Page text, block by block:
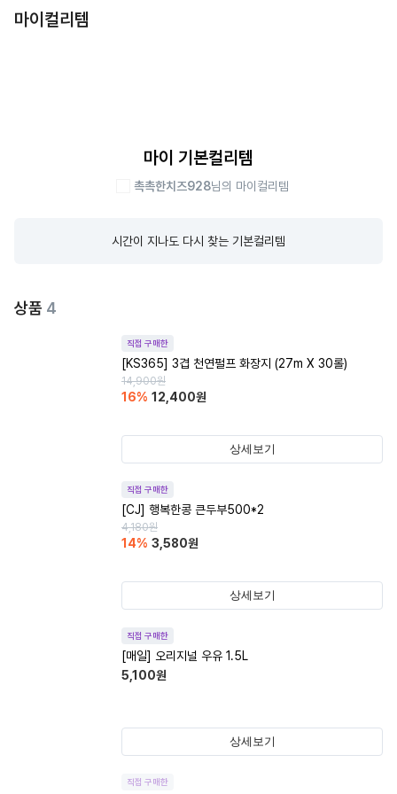
마이컬리템
마이 기본컬리템
촉촉한치즈928님의 마이컬리템
시간이 지나도 다시 찾는 기본컬리템
상품 4
직접 구매한
[KS365] 3겹 천연펄프 화장지 (27m X 30롤)
14,900원
16% 12,400원
상세보기
직접 구매한
[CJ] 행복한콩 큰두부500*2
4,180원
14% 3,580원
상세보기
직접 구매한
[매일] 오리지널 우유 1.5L
5,100원
상세보기
직접 구매한